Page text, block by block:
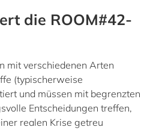
die ROOM#42-
mit verschiedenen Arten
(typischerweise
und müssen mit begrenzten
Entscheidungen treffen,
realen Krise getreu